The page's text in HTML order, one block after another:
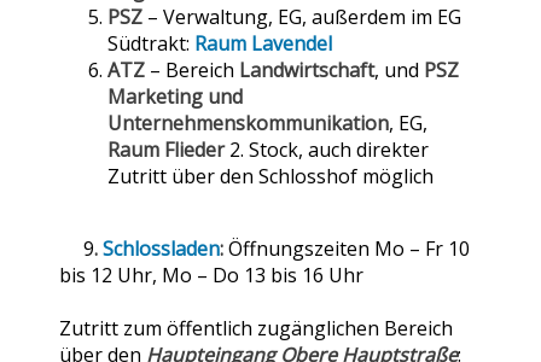
PSZ – Verwaltung, EG, außerdem im EG
Südtrakt: Raum Lavendel
ATZ – Bereich Landwirtschaft, und PSZ
Marketing und
Unternehmenskommunikation, EG,
Raum Flieder2. Stock, auch direkter
Zutritt über den Schlosshof möglich
9.Schlossladen:Öffnungszeiten Mo – Fr 10
bis 12 Uhr, Mo – Do 13 bis 16 Uhr
Zutritt zum öffentlich zugänglichen Bereich
über den Haupteingang Obere Hauptstraße: